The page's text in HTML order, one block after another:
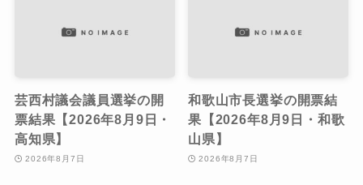
芸西村議会議員選挙の開
票結果【2026年8月9日・
高知県】
2026年8月7日
和歌山市長選挙の開票結
果【2026年8月9日・和歌
山県】
2026年8月7日